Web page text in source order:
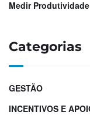
Medir
Categorias
GESTÃO
INCENTIVOS E